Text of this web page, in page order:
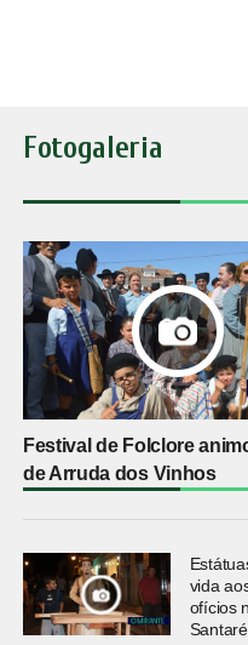
Fotogaleria
Festival de Folclore
de Arruda dos Vinhos
vida
ofícios